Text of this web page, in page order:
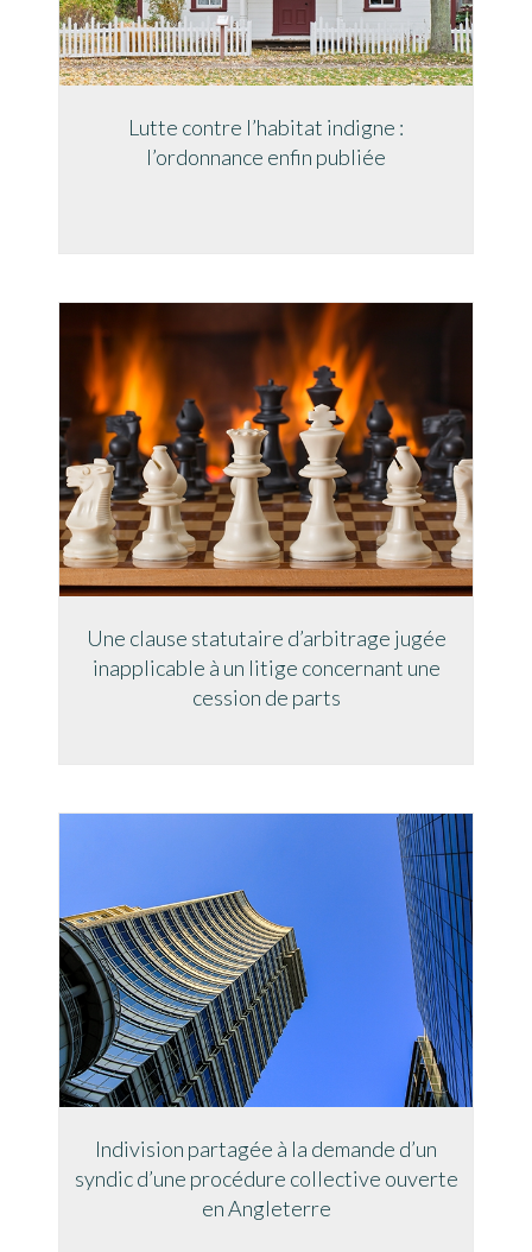
Lutte contre l’habitat indigne :
l’ordonnance enfin publiée
Une clause statutaire d’arbitrage jugée
inapplicable à un litige concernant une
cession de parts
Indivision partagée à la demande d’un
syndic d’une procédure collective ouverte
en Angleterre